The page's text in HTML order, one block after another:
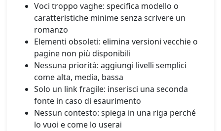
Voci troppo vaghe: specifica modello o
caratteristiche minime senza scrivere un
romanzo
Elementi obsoleti: elimina versioni vecchie o
pagine non più disponibili
Nessuna priorità: aggiungi livelli semplici
come alta, media, bassa
Solo un link fragile: inserisci una seconda
fonte in caso di esaurimento
Nessun contesto: spiega in una riga perché
lo vuoi e come lo userai